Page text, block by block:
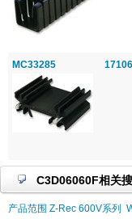
MC33285
C3D06060F相关
产品范围 Z-Rec 600V系列